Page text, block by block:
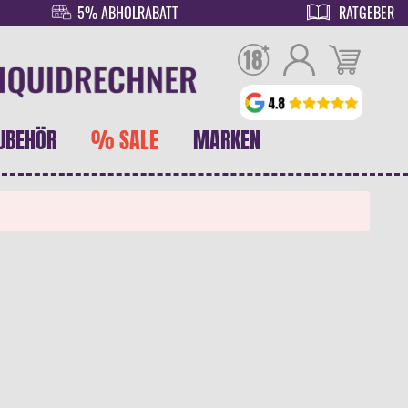
5% ABHOLRABATT RATGEBER
% SALE MARKEN